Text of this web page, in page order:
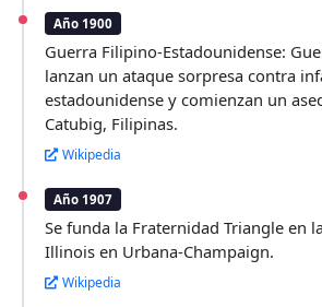
Año 1900
Guerra Filipino-Estadounidense:
lanzan un ataque sorpresa contra
estadounidense y comienzan un
Catubig, Filipinas.
Wikipedia
Año 1907
Se funda la Fraternidad Triangle en
Illinois en Urbana-Champaign.
Wikipedia